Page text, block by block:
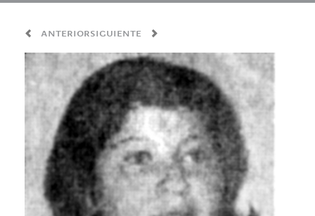
anteriorsiguiente